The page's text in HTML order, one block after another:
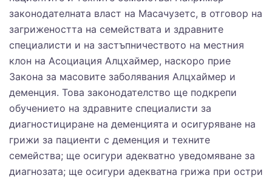
законодателната власт на Масачузетс, в отговор на
загрижеността на семействата и здравните
специалисти и на застъпничеството на местния
клон на Асоциация Алцхаймер, наскоро прие
Закона за масовите заболявания Алцхаймер и
деменция. Това законодателство ще подкрепи
обучението на здравните специалисти за
диагностициране на деменцията и осигуряване на
грижи за пациенти с деменция и техните
семейства; ще осигури адекватно уведомяване за
диагнозата; ще осигури адекватна грижа при остри